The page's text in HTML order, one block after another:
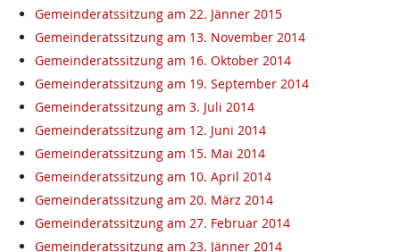
Gemeinderatssitzung am 22. Jänner 2015
Gemeinderatssitzung am 13. November 2014
Gemeinderatssitzung am 16. Oktober 2014
Gemeinderatssitzung am 19. September 2014
Gemeinderatssitzung am 3. Juli 2014
Gemeinderatssitzung am 12. Juni 2014
Gemeinderatssitzung am 15. Mai 2014
Gemeinderatssitzung am 10. April 2014
Gemeinderatssitzung am 20. März 2014
Gemeinderatssitzung am 27. Februar 2014
Gemeinderatssitzung am 23. Jänner 2014